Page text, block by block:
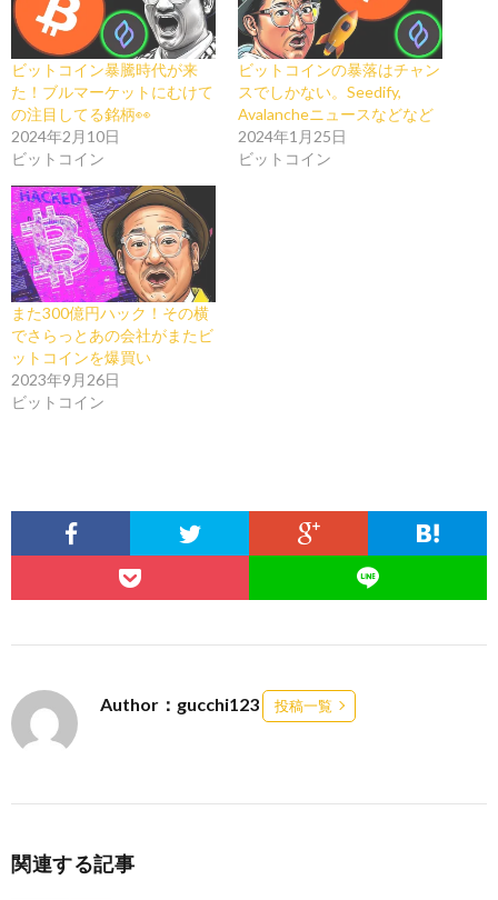
ビットコイン暴騰時代が来
た！ブルマーケットにむけて
の注目してる銘柄👀
2024年2月10日
ビットコイン
ビットコインの暴落はチャン
スでしかない。Seedify,
Avalancheニュースなどなど
2024年1月25日
ビットコイン
また300億円ハック！その横
でさらっとあの会社がまたビ
ットコインを爆買い
2023年9月26日
ビットコイン
Author：gucchi123 投稿一覧
関連する記事